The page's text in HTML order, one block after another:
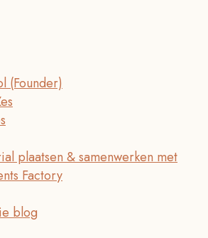
(Founder)
plaatsen & samenwerken met
Factory
blog